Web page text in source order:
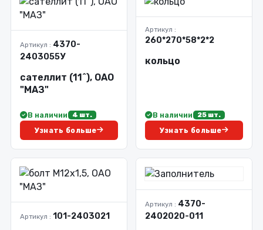
Артикул : 4370-
2403055У
сателлит (11^), ОАО
"МАЗ"
В наличии 4 шт.
Узнать больше
Артикул :
260*270*58*2*2
кольцо
В наличии 25 шт.
Узнать больше
Артикул : 101-2403021
Артикул : 4370-
2402020-011